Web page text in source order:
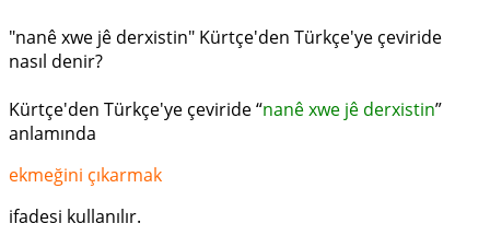
"nanê xwe jê derxistin" Kürtçe'den Türkçe'ye çeviride
nasıl denir?
Kürtçe'den Türkçe'ye çeviride “nanê xwe jê derxistin”
anlamında
ekmeğini çıkarmak
ifadesi kullanılır.